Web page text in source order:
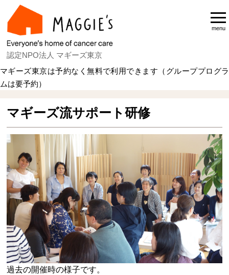
認定NPO法人 マギーズ東京
menu
マギーズ東京は予約なく無料で利用できます（グループプログラ
ムは要予約）
マギーズ流サポート研修
過去の開催時の様子です。